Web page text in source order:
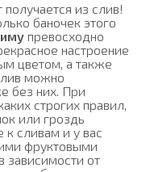
из слив!
баночек этого
превосходно
настроение
цветом, а также
можно
без них. При
строгих правил,
или гроздь
к сливам и у вас
фруктовыми
зависимости от